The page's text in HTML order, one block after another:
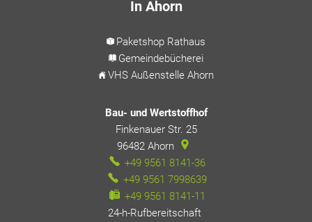
In Ahorn
Paketshop Rathaus
Gemeindebücherei
VHS Außenstelle Ahorn
Bau- und Wertstoffhof
Finkenauer Str. 25
96482 Ahorn
+49 9561 8141-36
+49 9561 7998639
+49 9561 8141-11
24-h-Rufbereitschaft